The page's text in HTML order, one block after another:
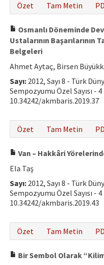
Özet
Tam Metin
Osmanlı Döneminde
Ustalarının Başarılarının
Belgeleri
Ahmet Aytaç, Birsen
Sayı: 2012, Sayı 8 - Türk
Sempozyumu Özel Sayısı - 4
10.34242/akmbaris.2019.37
Özet
Tam Metin
Van – Hakkâri
Ela Taş
Sayı: 2012, Sayı 8 - Türk
Sempozyumu Özel Sayısı - 4
10.34242/akmbaris.2019.43
Özet
Tam Metin
Bir Sembol Olarak